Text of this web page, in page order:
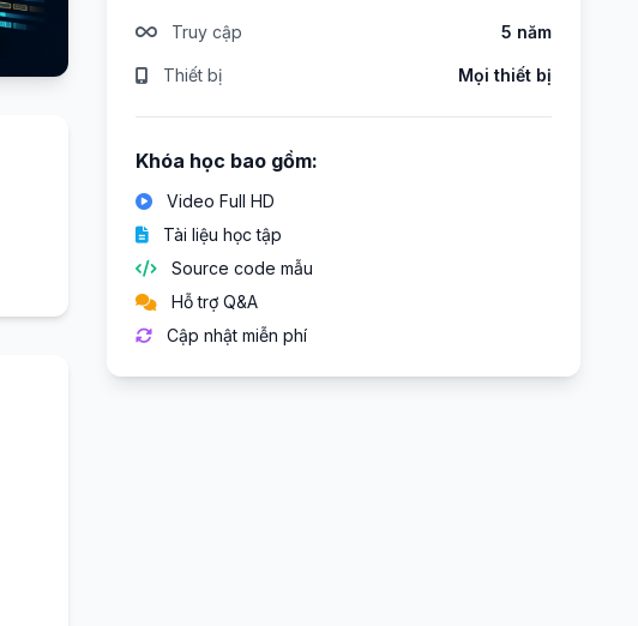
Truy cập 5 năm
Thiết bị Mọi thiết bị
Khóa học bao gồm:
Video Full HD
Tài liệu học tập
Source code mẫu
Hỗ trợ Q&A
Cập nhật miễn phí